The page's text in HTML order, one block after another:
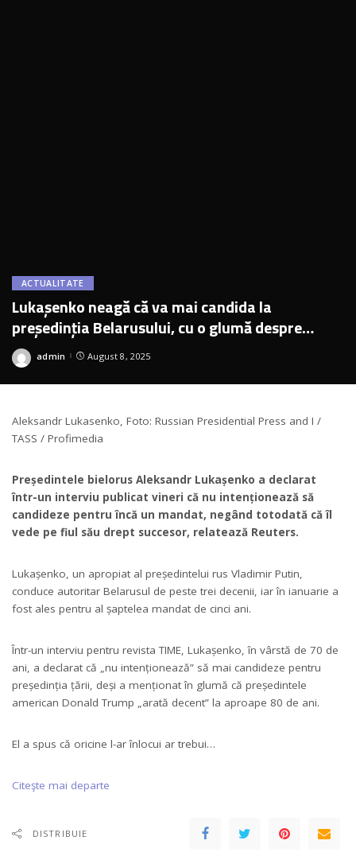
ACTUALITATE
Lukașenko neagă că va mai candida la
președinția Belarusului, cu o glumă despre
Trump. Ce a spus despre zvonurile că va fi urmat
de fiul său
Posted
admin August 8, 2025
Aleksandr Lukasenko, Foto: Russian Presidential Press and I /
TASS / Profimedia
Președintele bielorus Aleksandr Lukașenko a declarat
într-un interviu publicat vineri că nu intenționează să
candideze pentru încă un mandat, negând totodată că îl
vede pe fiul său drept succesor, relatează Reuters.
Lukașenko, un apropiat al președintelui rus Vladimir Putin,
conduce autoritar Belarusul de peste trei decenii, iar în ianuarie a
fost ales pentru al șaptelea mandat de cinci ani.
Într-un interviu pentru revista TIME, Lukașenko, în vârstă de 70 de
ani, a declarat că „nu intenționează” să mai candideze pentru
președinția țării, deși a menționat în glumă că președintele
american Donald Trump „arată decent” la aproape 80 de ani.
El a spus că oricine l-ar înlocui ar trebui…
Citeşte mai departe
DISTRIBUIE